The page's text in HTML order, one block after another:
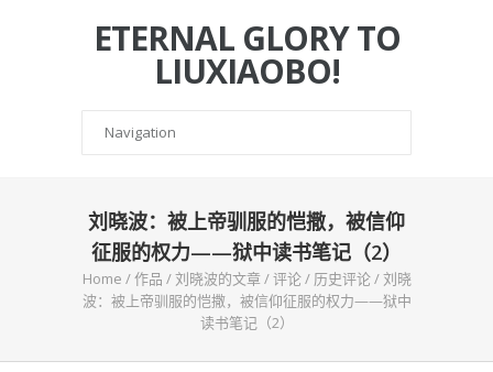
ETERNAL GLORY TO
LIUXIAOBO!
刘晓波：被上帝驯服的恺撒，被信仰
征服的权力——狱中读书笔记（2）
Home /作品 /刘晓波的文章/评论/ 历史评论/刘晓
波：被上帝驯服的恺撒，被信仰征服的权力——狱中
读书笔记（2）